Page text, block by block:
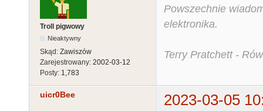
Troll pigwowy
Nieaktywny
Skąd: Zawiszów
Zarejestrowany: 2002-03-12
Posty: 1,783
Powszechnie
elektronika.
Terry Pratchett -
uicr0Bee
2023-03-05